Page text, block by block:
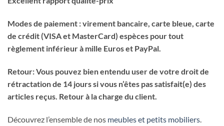
Modes de paiement : virement bancaire, carte bleue, carte
de crédit (VISA et MasterCard) espèces pour tout
règlement inférieur à mille Euros et PayPal.
Retour: Vous pouvez bien entendu user de votre droit de
rétractation de 14 jours si vous n’êtes pas satisfait(e) des
articles reçus. Retour à la charge du client.
Découvrez l’ensemble de nos meubles et petits mobiliers